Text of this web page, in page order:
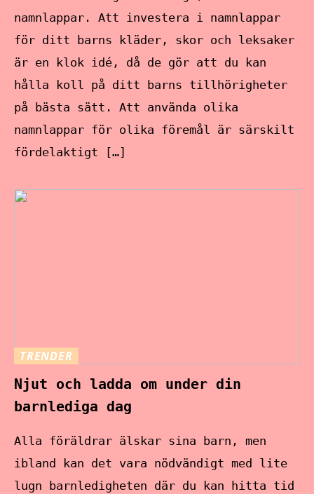
namnlappar. Att investera i namnlappar
för ditt barns kläder, skor och leksaker
är en klok idé, då de gör att du kan
hålla koll på ditt barns tillhörigheter
på bästa sätt. Att använda olika
namnlappar för olika föremål är särskilt
fördelaktigt […]
TRENDER
Njut och ladda om under din
barnlediga dag
Alla föräldrar älskar sina barn, men
ibland kan det vara nödvändigt med lite
lugn barnledigheten där du kan hitta tid